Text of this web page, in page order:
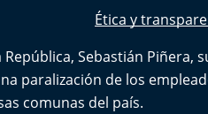
Ética y
República, Sebastián
paralización de los
comunas del país.